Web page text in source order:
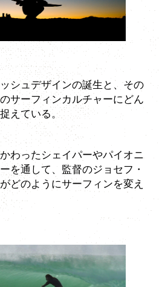
シュデザインの誕生と、その
サーフィンカルチャーにどん
えている。
わったシェイパーやパイオニ
を通して、監督のジョセフ・
どのようにサーフィンを変え